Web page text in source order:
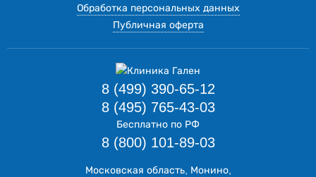
8 (499) 390-65-12
8 (495) 765-43-03
Бесплатно по РФ
8 (800) 101-89-03
Московская область, Монино,
Обработка персональных данных
Публичная оферта